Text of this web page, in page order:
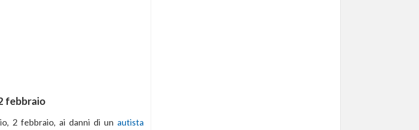
febbraio
2 febbraio, ai danni di un autista